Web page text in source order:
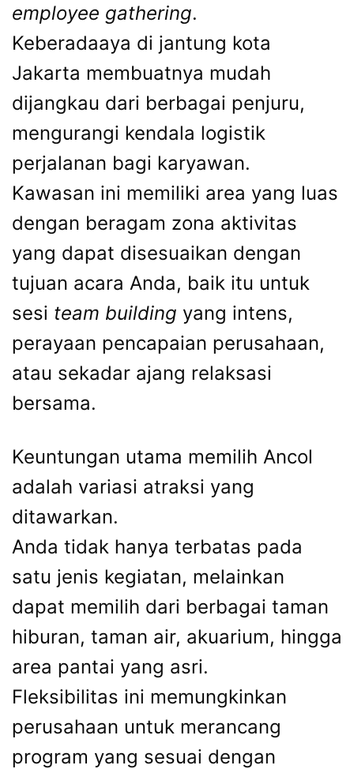
employee gathering.
Keberadaaya di jantung kota
Jakarta membuatnya mudah
dijangkau dari berbagai penjuru,
mengurangi kendala logistik
perjalanan bagi karyawan.
Kawasan ini memiliki area yang luas
dengan beragam zona aktivitas
yang dapat disesuaikan dengan
tujuan acara Anda, baik itu untuk
sesi team building yang intens,
perayaan pencapaian perusahaan,
atau sekadar ajang relaksasi
bersama.
Keuntungan utama memilih Ancol
adalah variasi atraksi yang
ditawarkan.
Anda tidak hanya terbatas pada
satu jenis kegiatan, melainkan
dapat memilih dari berbagai taman
hiburan, taman air, akuarium, hingga
area pantai yang asri.
Fleksibilitas ini memungkinkan
perusahaan untuk merancang
program yang sesuai dengan